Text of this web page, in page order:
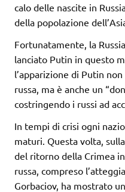
calo delle nascite in
della popolazione
Fortunatamente, la
lanciato Putin in questo
l’apparizione di Putin
russa, ma è anche un
costringendo i russi ad
In tempi di crisi ogni
maturi. Questa volta,
del ritorno della Crimea
russa, compreso
Gorbaciov, ha mostrato